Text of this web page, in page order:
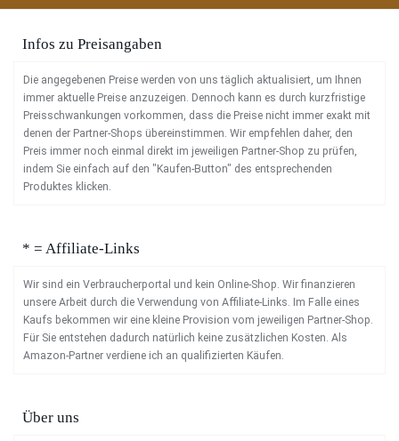
Infos zu Preisangaben
Die angegebenen Preise werden von uns täglich aktualisiert, um Ihnen
immer aktuelle Preise anzuzeigen. Dennoch kann es durch kurzfristige
Preisschwankungen vorkommen, dass die Preise nicht immer exakt mit
denen der Partner-Shops übereinstimmen. Wir empfehlen daher, den
Preis immer noch einmal direkt im jeweiligen Partner-Shop zu prüfen,
indem Sie einfach auf den "Kaufen-Button" des entsprechenden
Produktes klicken.
* = Affiliate-Links
Wir sind ein Verbraucherportal und kein Online-Shop. Wir finanzieren
unsere Arbeit durch die Verwendung von Affiliate-Links. Im Falle eines
Kaufs bekommen wir eine kleine Provision vom jeweiligen Partner-Shop.
Für Sie entstehen dadurch natürlich keine zusätzlichen Kosten. Als
Amazon-Partner verdiene ich an qualifizierten Käufen.
Über uns